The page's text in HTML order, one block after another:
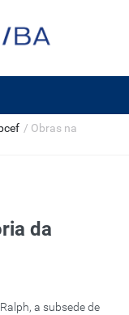
/ Obras na
da
a subsede de